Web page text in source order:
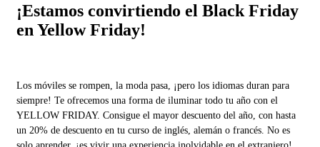
¡Estamos convirtiendo el Black Friday
en Yellow Friday!
Los móviles se rompen, la moda pasa, ¡pero los idiomas duran para
siempre! Te ofrecemos una forma de iluminar todo tu año con el
YELLOW FRIDAY. Consigue el mayor descuento del año, con hasta
un 20% de descuento en tu curso de inglés, alemán o francés. No es